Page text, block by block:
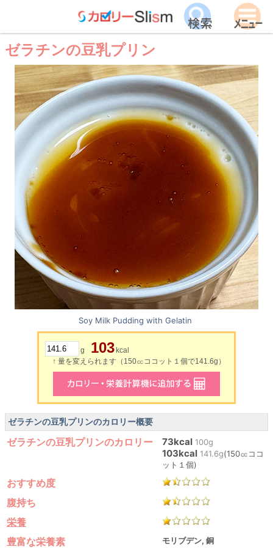
ゼラチンの豆乳プリン
Soy Milk Pudding with Gelatin
g 103 kcal
↑ 量を変えられます（150㏄ココット１個で141.6g）
ゼラチンの豆乳プリンのカロリー概要
ゼラチンの豆乳プリンのカロリー 73kcal 100g
103kcal 141.6g(150㏄ココ
ット１個)
おすすめ度
腹持ち
栄養
豊富な栄養素
モリブデン, 銅